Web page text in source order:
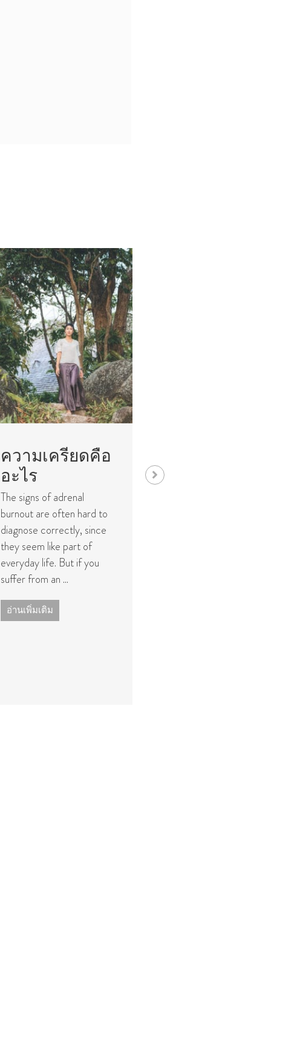
ความเครียดคือ
อะไร
The signs of adrenal
burnout are often hard to
diagnose correctly, since
they seem like part of
everyday life. But if you
suffer from an ...
อ่านเพิ่มเติม
ปตัญชลี (Devana-gari)